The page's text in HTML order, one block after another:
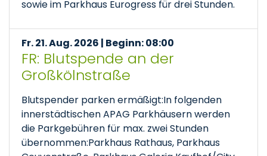
sowie im Parkhaus Eurogress für drei Stunden.
Fr. 21. Aug. 2026 | Beginn: 08:00
FR: Blutspende an der
Großkölnstraße
Blutspender parken ermäßigt:In folgenden
innerstädtischen APAG Parkhäusern werden
die Parkgebühren für max. zwei Stunden
übernommen:Parkhaus Rathaus, Parkhaus